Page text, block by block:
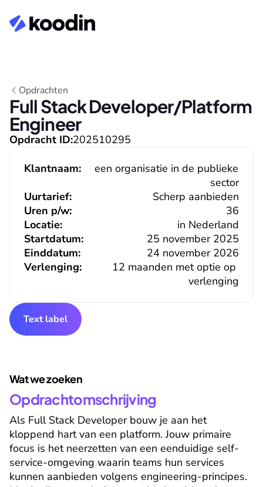
Opdrachten
Full Stack Developer/Platform
Engineer
Opdracht ID:202510295
Klantnaam:
een organisatie in de publieke
sector
Uurtarief:
Scherp aanbieden
36
Uren p/w:
Locatie:
in Nederland
Verlenging:
12 maanden met optie op
verlenging
Einddatum: 24 november 2026
Startdatum: 25 november 2025
Text label
Wat we zoeken
Opdrachtomschrijving
Als Full Stack Developer bouw je aan het
kloppend hart van een platform. Jouw primaire
focus is het neerzetten van een eenduidige self-
service-omgeving waarin teams hun services
kunnen aanbieden volgens engineering-principes.